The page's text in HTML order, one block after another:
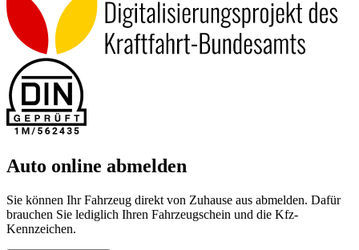
Auto online abmelden
Sie können Ihr Fahrzeug direkt von Zuhause aus abmelden. Dafür
brauchen Sie lediglich Ihren Fahrzeugschein und die Kfz-
Kennzeichen.